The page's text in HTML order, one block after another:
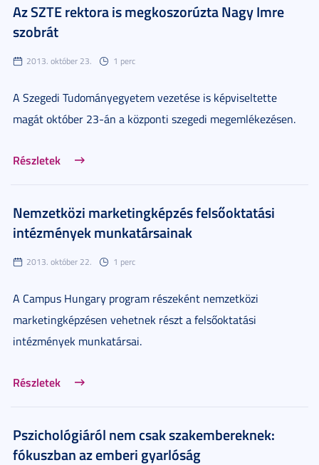
Az SZTE rektora is megkoszorúzta Nagy Imre
szobrát
2013. október 23. 1 perc
A Szegedi Tudományegyetem vezetése is képviseltette
magát október 23-án a központi szegedi megemlékezésen.
Részletek
Nemzetközi marketingképzés felsőoktatási
intézmények munkatársainak
2013. október 22. 1 perc
A Campus Hungary program részeként nemzetközi
marketingképzésen vehetnek részt a felsőoktatási
intézmények munkatársai.
Részletek
Pszichológiáról nem csak szakembereknek:
fókuszban az emberi gyarlóság